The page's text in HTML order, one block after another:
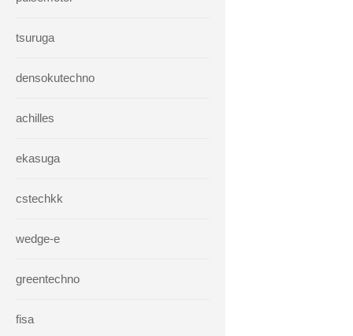
tsuruga
densokutechno
achilles
ekasuga
cstechkk
wedge-e
greentechno
fisa